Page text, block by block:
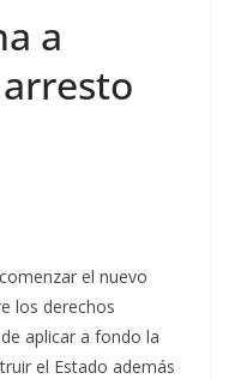
a
el nuevo
los derechos
aplicar a fondo la
el Estado además